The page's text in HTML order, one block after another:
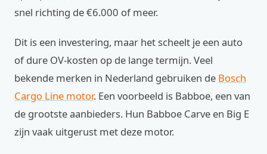
snel richting de €6.000 of meer.
Dit is een investering, maar het scheelt je een auto
of dure OV-kosten op de lange termijn. Veel
bekende merken in Nederland gebruiken de Bosch
Cargo Line motor. Een voorbeeld is Babboe, een van
de grootste aanbieders. Hun Babboe Carve en Big E
zijn vaak uitgerust met deze motor.